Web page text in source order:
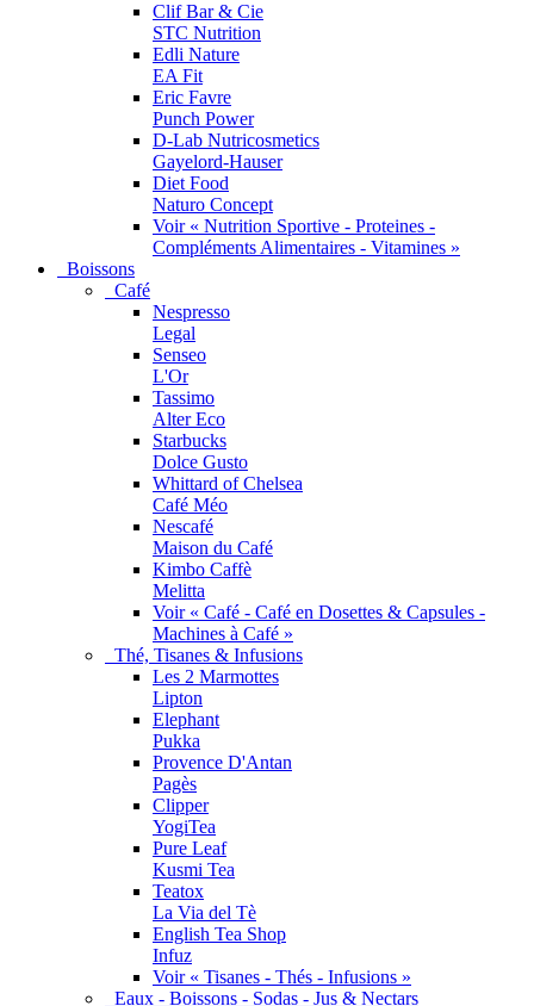
Clif Bar & Cie
STC Nutrition
Edli Nature
EA Fit
Eric Favre
Punch Power
D-Lab Nutricosmetics
Gayelord-Hauser
Diet Food
Naturo Concept
Voir « Nutrition Sportive - Proteines -
Compléments Alimentaires - Vitamines »
Boissons
Café
Nespresso
Legal
Senseo
L'Or
Tassimo
Alter Eco
Starbucks
Dolce Gusto
Whittard of Chelsea
Café Méo
Nescafé
Maison du Café
Kimbo Caffè
Melitta
Voir « Café - Café en Dosettes & Capsules -
Machines à Café »
Thé, Tisanes & Infusions
Les 2 Marmottes
Lipton
Elephant
Pukka
Provence D'Antan
Pagès
Clipper
YogiTea
Pure Leaf
Kusmi Tea
Teatox
La Via del Tè
English Tea Shop
Infuz
Voir « Tisanes - Thés - Infusions »
Eaux - Boissons - Sodas - Jus & Nectars